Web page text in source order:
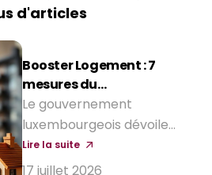
d'articles
Booster Logement : 7
mesures du
gouvernement pour
réduire le coût d'achat
d'une maison
Le gouvernement
luxembourgeois dévoile
sept mesures pour faciliter
l'accès à la propriété et
Lire la suite
17 juillet 2026